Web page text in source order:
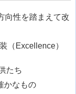
向性を踏まえて改
（ Excellence）
たち
かなもの